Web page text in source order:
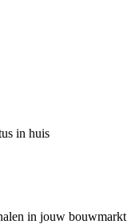
in huis
in jouw bouwmarkt